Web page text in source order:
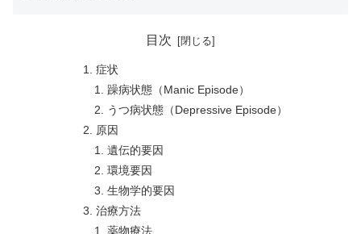
目次
症状
躁病状態（Manic Episode）
うつ病状態（Depressive Episode）
原因
遺伝的要因
環境要因
生物学的要因
治療方法
薬物療法